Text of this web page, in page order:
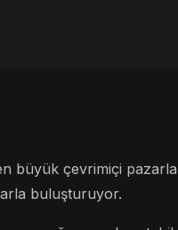
büyük çevrimiçi
buluşturuyor.